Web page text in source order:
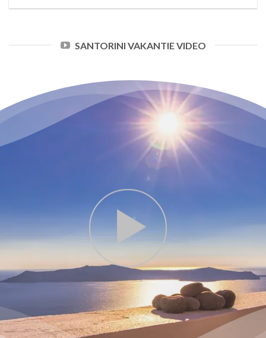
SANTORINI VAKANTIE VIDEO